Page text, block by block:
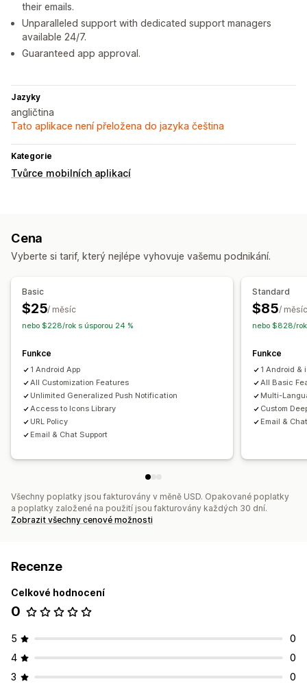
their emails.
Unparalleled support with dedicated support managers
available 24/7.
Guaranteed app approval.
Jazyky
angličtina
Tato aplikace není přeložena do jazyka čeština
Kategorie
Tvůrce mobilních aplikací
Cena
Vyberte si tarif, který nejlépe vyhovuje vašemu podnikání.
Basic
$25/ měsíc
nebo $228/rok s úsporou 24 %
Funkce
1 Android App
All Customization Features
Unlimited Generalized Push Notification
Access to Icons Library
URL Policy
Email & Chat Support
Standard
$85/ měsíc
nebo $828/
Funkce
1 Android &
All Basic
Multi-
Custom
Email &
Všechny poplatky jsou fakturovány v měně USD. Opakované poplatky
a poplatky založené na použití jsou fakturovány každých 30 dní.
Zobrazit všechny cenové možnosti
Recenze
Celkové hodnocení
0
5
0
4
0
3
0